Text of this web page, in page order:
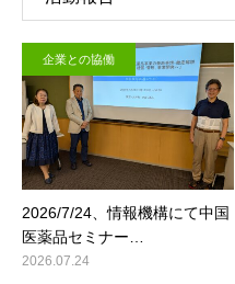
企業との協働
2026/7/24、情報機構にて中国
医薬品セミナー…
2026.07.24